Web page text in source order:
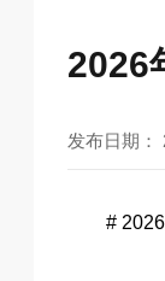
2026
发布日期：
#